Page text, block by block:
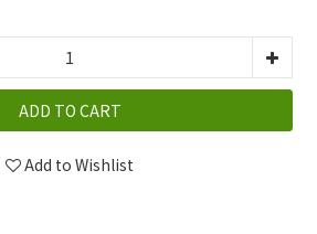
ADD TO CART
Add to Wishlist